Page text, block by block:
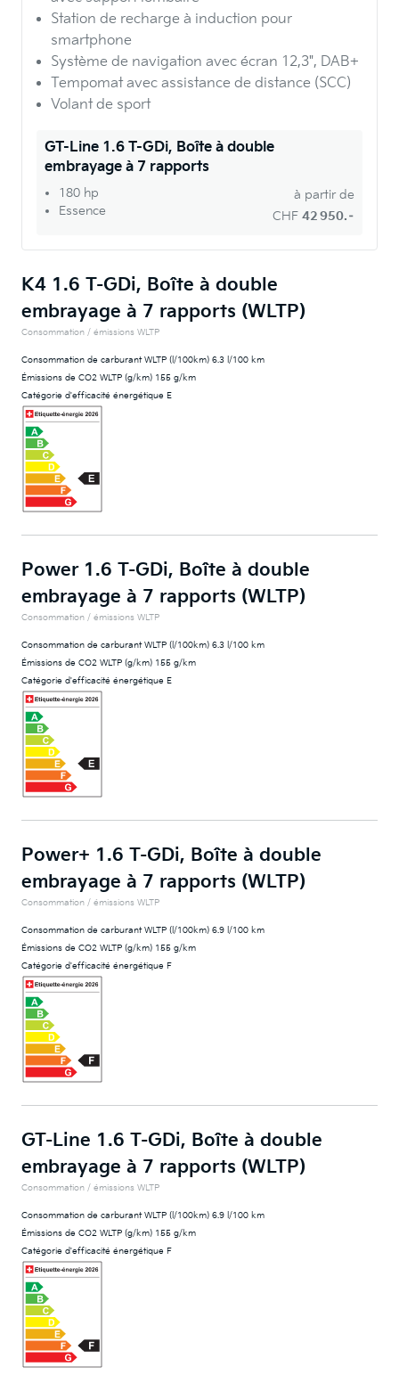
Station de recharge à induction pour
smartphone
Système de navigation avec écran 12,3", DAB+
Tempomat avec assistance de distance (SCC)
Volant de sport
GT-Line 1.6 T-GDi, Boîte à double
embrayage à 7 rapports
180 hp
Essence
à partir de
CHF 42 950.–
K4 1.6 T-GDi, Boîte à double
embrayage à 7 rapports (WLTP)
Consommation / émissions WLTP
Consommation de carburant WLTP (l/100km) 6.3 l/100 km
Émissions de CO2 WLTP (g/km) 155 g/km
Catégorie d'efficacité énergétique E
Power 1.6 T-GDi, Boîte à double
embrayage à 7 rapports (WLTP)
Consommation / émissions WLTP
Consommation de carburant WLTP (l/100km) 6.3 l/100 km
Émissions de CO2 WLTP (g/km) 155 g/km
Catégorie d'efficacité énergétique E
Power+ 1.6 T-GDi, Boîte à double
embrayage à 7 rapports (WLTP)
Consommation / émissions WLTP
Consommation de carburant WLTP (l/100km) 6.9 l/100 km
Émissions de CO2 WLTP (g/km) 155 g/km
Catégorie d'efficacité énergétique F
GT-Line 1.6 T-GDi, Boîte à double
embrayage à 7 rapports (WLTP)
Consommation / émissions WLTP
Consommation de carburant WLTP (l/100km) 6.9 l/100 km
Émissions de CO2 WLTP (g/km) 155 g/km
Catégorie d'efficacité énergétique F